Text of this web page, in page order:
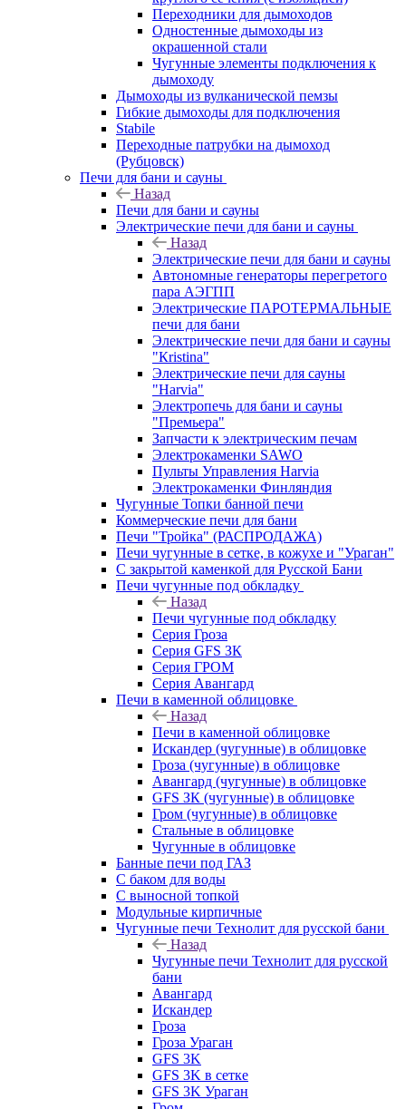
Переходники для дымоходов
Одностенные дымоходы из
окрашенной стали
Чугунные элементы подключения к
дымоходу
Дымоходы из вулканической пемзы
Гибкие дымоходы для подключения
Stabile
Переходные патрубки на дымоход
(Рубцовск)
Печи для бани и сауны
Назад
Печи для бани и сауны
Электрические печи для бани и сауны
Назад
Электрические печи для бани и сауны
Автономные генераторы перегретого
пара АЭГПП
Электрические ПАРОТЕРМАЛЬНЫЕ
печи для бани
Электрические печи для бани и сауны
"Кristina"
Электрические печи для сауны
"Harvia"
Электропечь для бани и сауны
"Премьера"
Запчасти к электрическим печам
Электрокаменки SAWO
Пульты Управления Harvia
Электрокаменки Финляндия
Чугунные Топки банной печи
Коммерческие печи для бани
Печи "Тройка" (РАСПРОДАЖА)
Печи чугунные в сетке, в кожухе и "Ураган"
С закрытой каменкой для Русской Бани
Печи чугунные под обкладку
Назад
Печи чугунные под обкладку
Серия Гроза
Серия GFS ЗК
Серия ГРОМ
Серия Авангард
Печи в каменной облицовке
Назад
Печи в каменной облицовке
Искандер (чугунные) в облицовке
Гроза (чугунные) в облицовке
Авангард (чугунные) в облицовке
GFS ЗК (чугунные) в облицовке
Гром (чугунные) в облицовке
Стальные в облицовке
Чугунные в облицовке
Банные печи под ГАЗ
С баком для воды
С выносной топкой
Модульные кирпичные
Чугунные печи Технолит для русской бани
Назад
Чугунные печи Технолит для русской
бани
Авангард
Искандер
Гроза
Гроза Ураган
GFS 3K
GFS 3K в сетке
GFS 3K Ураган